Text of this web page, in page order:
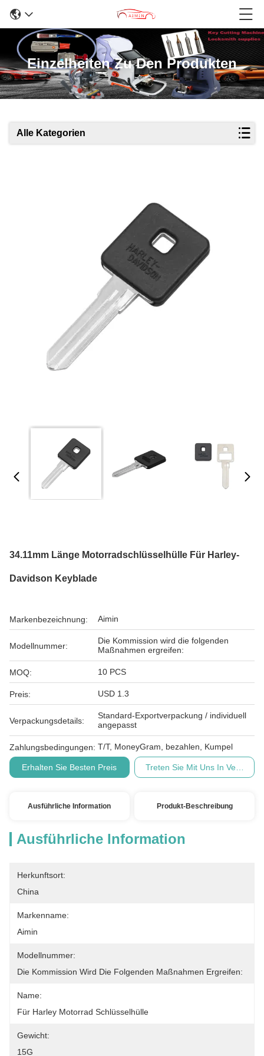
Einzelheiten Zu Den Produkten
Alle Kategorien
34.11mm Länge Motorradschlüsselhülle Für Harley-
Davidson Keyblade
Markenbezeichnung: Aimin
Modellnummer:
Die Kommission wird die folgenden
Maßnahmen ergreifen:
MOQ: 10 PCS
Preis: USD 1.3
Verpackungsdetails:
Standard-Exportverpackung / individuell
angepasst
Zahlungsbedingungen: T/T, MoneyGram, bezahlen, Kumpel
Erhalten Sie Besten Preis Treten Sie Mit Uns In
Ausführliche Information Produkt-Beschreibung
Ausführliche Information
Herkunftsort:
China
Markenname:
Aimin
Modellnummer:
Die Kommission Wird Die Folgenden Maßnahmen Ergreifen:
Name:
Für Harley Motorrad Schlüsselhülle
Gewicht:
15G